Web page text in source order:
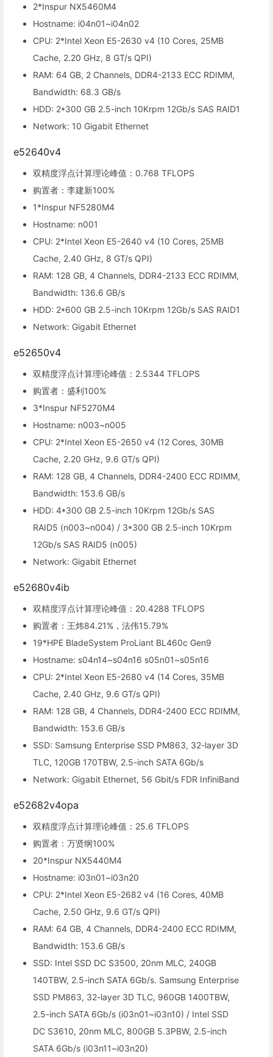
2*Inspur NX5460M4
Hostname: i04n01~i04n02
CPU: 2*Intel Xeon E5-2630 v4 (10 Cores, 25MB
Cache, 2.20 GHz, 8 GT/s QPI)
RAM: 64 GB, 2 Channels, DDR4-2133 ECC RDIMM,
Bandwidth: 68.3 GB/s
HDD: 2*300 GB 2.5-inch 10Krpm 12Gb/s SAS RAID1
Network: 10 Gigabit Ethernet
e52640v4
双精度浮点计算理论峰值：0.768 TFLOPS
购置者：李建新100%
1*Inspur NF5280M4
Hostname: n001
CPU: 2*Intel Xeon E5-2640 v4 (10 Cores, 25MB
Cache, 2.40 GHz, 8 GT/s QPI)
RAM: 128 GB, 4 Channels, DDR4-2133 ECC RDIMM,
Bandwidth: 136.6 GB/s
HDD: 2*600 GB 2.5-inch 10Krpm 12Gb/s SAS RAID1
Network: Gigabit Ethernet
e52650v4
双精度浮点计算理论峰值：2.5344 TFLOPS
购置者：盛利100%
3*Inspur NF5270M4
Hostname: n003~n005
CPU: 2*Intel Xeon E5-2650 v4 (12 Cores, 30MB
Cache, 2.20 GHz, 9.6 GT/s QPI)
RAM: 128 GB, 4 Channels, DDR4-2400 ECC RDIMM,
Bandwidth: 153.6 GB/s
HDD: 4*300 GB 2.5-inch 10Krpm 12Gb/s SAS
RAID5 (n003~n004) / 3*300 GB 2.5-inch 10Krpm
12Gb/s SAS RAID5 (n005)
Network: Gigabit Ethernet
e52680v4ib
双精度浮点计算理论峰值：20.4288 TFLOPS
购置者：王炜84.21%，法伟15.79%
19*HPE BladeSystem ProLiant BL460c Gen9
Hostname: s04n14~s04n16 s05n01~s05n16
CPU: 2*Intel Xeon E5-2680 v4 (14 Cores, 35MB
Cache, 2.40 GHz, 9.6 GT/s QPI)
RAM: 128 GB, 4 Channels, DDR4-2400 ECC RDIMM,
Bandwidth: 153.6 GB/s
SSD: Samsung Enterprise SSD PM863, 32-layer 3D
TLC, 120GB 170TBW, 2.5-inch SATA 6Gb/s
Network: Gigabit Ethernet, 56 Gbit/s FDR InfiniBand
e52682v4opa
双精度浮点计算理论峰值：25.6 TFLOPS
购置者：万贤纲100%
20*Inspur NX5440M4
Hostname: i03n01~i03n20
CPU: 2*Intel Xeon E5-2682 v4 (16 Cores, 40MB
Cache, 2.50 GHz, 9.6 GT/s QPI)
RAM: 64 GB, 4 Channels, DDR4-2400 ECC RDIMM,
Bandwidth: 153.6 GB/s
SSD: Intel SSD DC S3500, 20nm MLC, 240GB
140TBW, 2.5-inch SATA 6Gb/s. Samsung Enterprise
SSD PM863, 32-layer 3D TLC, 960GB 1400TBW,
2.5-inch SATA 6Gb/s (i03n01~i03n10) / Intel SSD
DC S3610, 20nm MLC, 800GB 5.3PBW, 2.5-inch
SATA 6Gb/s (i03n11~i03n20)